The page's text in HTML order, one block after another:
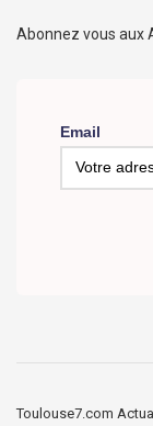
Abonnez vous aux
Email
Toulouse7.com